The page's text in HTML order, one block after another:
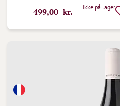
499,00 kr. Ikke på lager